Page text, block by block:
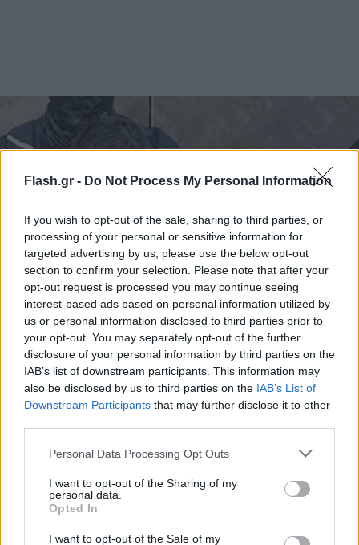
Flash.gr - Do Not Process My Personal Information
If you wish to opt-out of the sale, sharing to third parties, or
processing of your personal or sensitive information for
targeted advertising by us, please use the below opt-out
section to confirm your selection. Please note that after your
opt-out request is processed you may continue seeing
interest-based ads based on personal information utilized by
us or personal information disclosed to third parties prior to
your opt-out. You may separately opt-out of the further
disclosure of your personal information by third parties on the
IAB’s list of downstream participants. This information may
also be disclosed by us to third parties on the IAB’s List of
Downstream Participants that may further disclose it to other
Please note that this website/app uses one or more Google
not limited to your visit or usage behaviour. You may click to
grant or deny consent to Google and its third-party tags to
use your data for below specified purposes in below Google
consent section.
Personal Data Processing Opt Outs
I want to opt-out of the Sharing of my
personal data.
Opted In
I want to opt-out of the Sale of my
Έγκλημα στην Κυψέλη: Οι... περιπέτειες του
26χρονου, ο γάμος, η ξαφνική αλλαγή και η
μοιραία νύχτα
08.08.2026